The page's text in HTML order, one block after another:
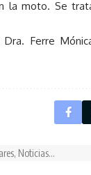
la moto. Se
Dra. Ferre